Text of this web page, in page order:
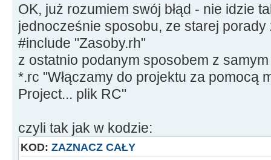
OK, już rozumiem swój błąd - nie idzie
jednocześnie sposobu, ze starej porady
#include "Zasoby.rh"
z ostatnio podanym sposobem z
*.rc "Włączamy do projektu za pomocą
Project... plik RC"
czyli tak jak w kodzie:
KOD: ZAZNACZ CAŁY